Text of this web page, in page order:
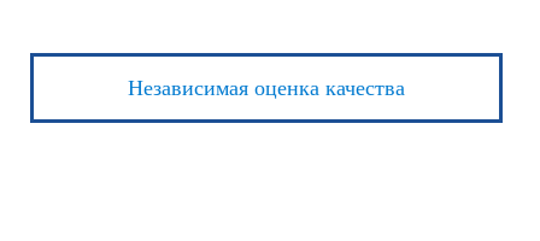
Независимая оценка качества